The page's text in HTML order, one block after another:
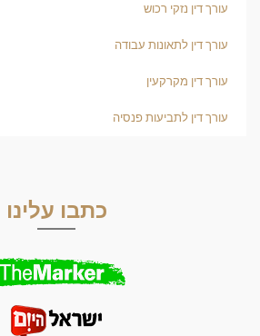
עורך דין נזקי רכוש
עורך דין לתאונות עבודה
עורך דין מקרקעין
עורך דין לתביעות פנסיה
כתבו עלינו